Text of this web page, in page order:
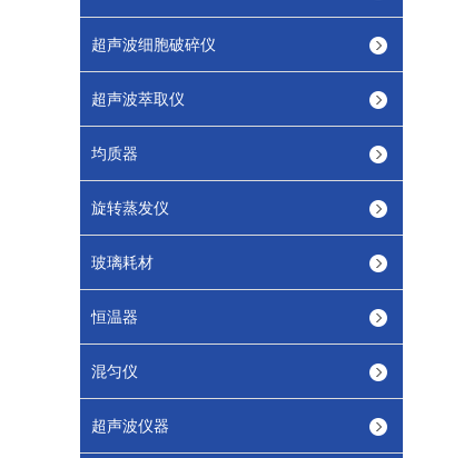
超声波细胞破碎仪
超声波萃取仪
均质器
旋转蒸发仪
玻璃耗材
恒温器
混匀仪
超声波仪器